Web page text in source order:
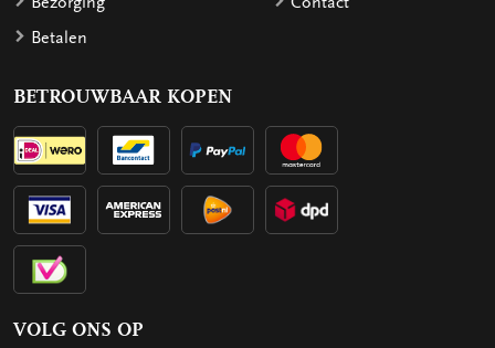
Betalen
BETROUWBAAR KOPEN
VOLG ONS OP